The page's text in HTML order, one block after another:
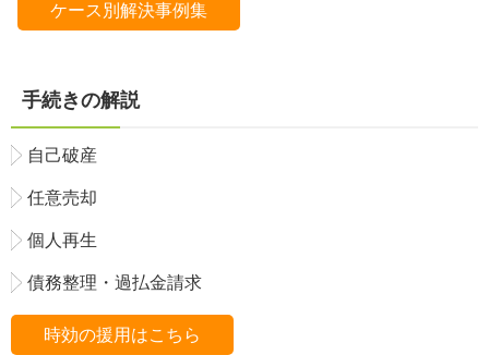
ケース別解決事例集
手続きの解説
自己破産
任意売却
個人再生
債務整理・過払金請求
時効の援用はこちら